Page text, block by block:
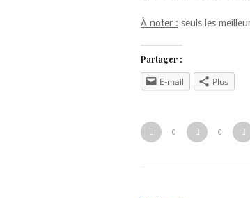
À noter : seuls les
Partager :
E-mail Plus
0 0